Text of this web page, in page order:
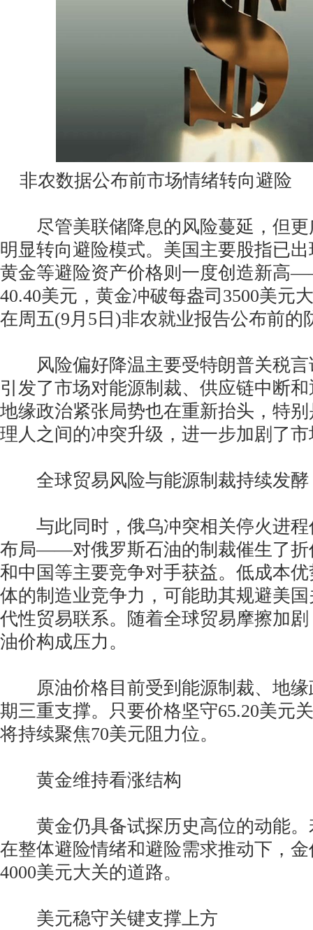
非农数据公布前市场情绪转向避险
尽管美联储降息的风险蔓延，但更
明显转向避险模式。美国主要股指已
黄金等避险资产价格则一度创造新高
40.40美元，黄金冲破每盎司3500美元
在周五(9月5日)非农就业报告公布前的
风险偏好降温主要受特朗普关税言
引发了市场对能源制裁、供应链中断
地缘政治紧张局势也在重新抬头，特
理人之间的冲突升级，进一步加剧了
全球贸易风险与能源制裁持续发酵
与此同时，俄乌冲突相关停火进程
布局——对俄罗斯石油的制裁催生了折
和中国等主要竞争对手获益。低成本
体的制造业竞争力，可能助其规避美
代性贸易联系。随着全球贸易摩擦加
油价构成压力。
原油价格目前受到能源制裁、地缘
期三重支撑。只要价格坚守65.20美元
将持续聚焦70美元阻力位。
黄金维持看涨结构
黄金仍具备试探历史高位的动能。
在整体避险情绪和避险需求推动下，
4000美元大关的道路。
美元稳守关键支撑上方